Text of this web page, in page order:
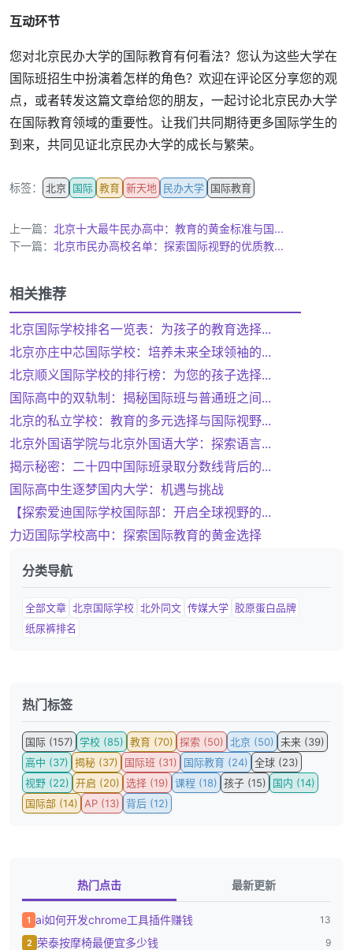
互动环节
您对北京民办大学的国际教育有何看法？您认为这些大学在
国际班招生中扮演着怎样的角色？欢迎在评论区分享您的观
点，或者转发这篇文章给您的朋友，一起讨论北京民办大学
在国际教育领域的重要性。让我们共同期待更多国际学生的
到来，共同见证北京民办大学的成长与繁荣。
标签： 北京 国际 教育 新天地 民办大学 国际教育
上一篇： 北京十大最牛民办高中：教育的黄金标准与国...
下一篇： 北京市民办高校名单：探索国际视野的优质教...
相关推荐
北京国际学校排名一览表：为孩子的教育选择...
北京亦庄中芯国际学校：培养未来全球领袖的...
北京顺义国际学校的排行榜：为您的孩子选择...
国际高中的双轨制：揭秘国际班与普通班之间...
北京的私立学校：教育的多元选择与国际视野...
北京外国语学院与北京外国语大学：探索语言...
揭示秘密：二十四中国际班录取分数线背后的...
国际高中生逐梦国内大学：机遇与挑战
【探索爱迪国际学校国际部：开启全球视野的...
力迈国际学校高中：探索国际教育的黄金选择
分类导航
全部文章 北京国际学校 北外同文 传媒大学 胶原蛋白品牌
纸尿裤排名
热门标签
国际 (157) 学校 (85) 教育 (70) 探索 (50) 北京 (50) 未来 (39)
高中 (37) 揭秘 (37) 国际班 (31) 国际教育 (24) 全球 (23)
视野 (22) 开启 (20) 选择 (19) 课程 (18) 孩子 (15)
国内 (14)
国际部 (14)
AP (13) 背后 (12)
热门点击 最新更新
1 ai如何开发chrome工具插件赚钱 13
2 荣泰按摩椅最便宜多少钱 9